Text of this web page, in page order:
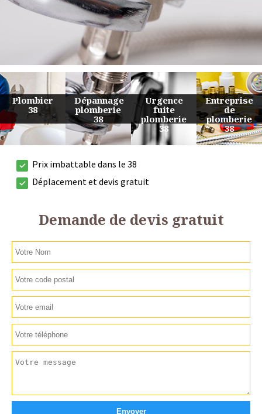
Urgence
fuite
plomberie
38
Entreprise
de
plomberie
38
Travaux
de
plomberie
38
Devis
plomberie
38
Prix imbattable dans le 38
Déplacement et devis gratuit
Demande de devis gratuit